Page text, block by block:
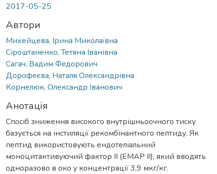
2017-05-25
Автори
Михейцева, Ірина Миколаївна
Сіроштаненко, Тетяна Іванівна
Сагач, Вадим Федорович
Дорофеєва, Наталя Олександрівна
Корнелюк, Олександр Іванович
Анотація
Спосіб зниження високого внутрішньоочного тиску
базується на інстиляції рекомбінантного пептиду. Як
пептид використовують ендотеліальний
моноцитактивуючий фактор II (ЕМАР II), який вводять
одноразово в око у концентрації 3,9 мкг/кг.